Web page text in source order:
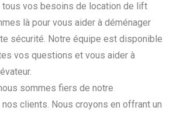
tous vos besoins de location de lift
là pour vous aider à déménager
sécurité. Notre équipe est disponible
vos questions et vous aider à
sommes fiers de notre
clients. Nous croyons en offrant un